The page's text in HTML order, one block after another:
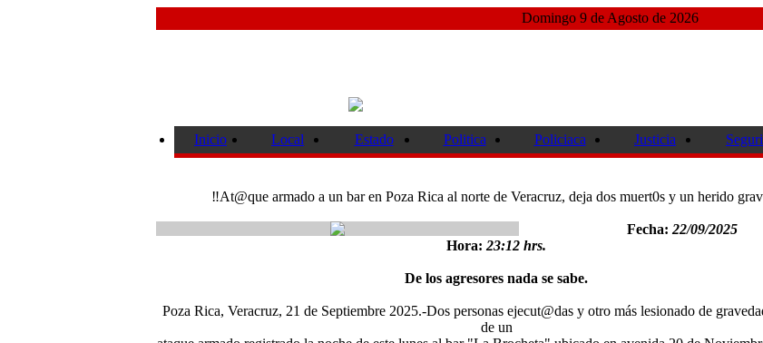
Domingo 9 de Agosto de 2026
Inicio Local Estado Politica Policiaca Justicia
‼️At@que armado a un bar en Poza Rica al norte de Veracruz, deja dos muert0s y un herido
Fecha: 22/09/2025
Hora: 23:12 hrs.
De los agresores nada se sabe.
Poza Rica, Veracruz, 21 de Septiembre 2025.-Dos personas ejecut@das y otro más lesionado de
de un